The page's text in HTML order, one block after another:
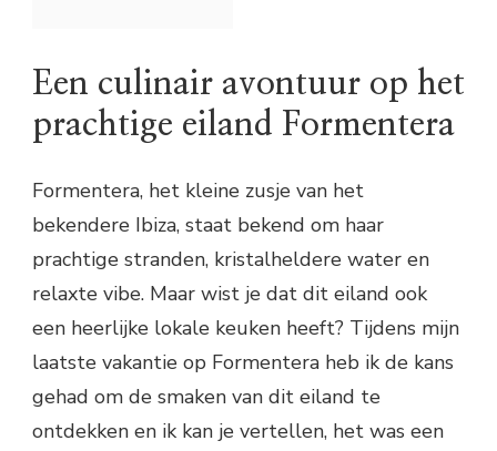
Een culinair avontuur op het
prachtige eiland Formentera
Formentera, het kleine zusje van het
bekendere Ibiza, staat bekend om haar
prachtige stranden, kristalheldere water en
relaxte vibe. Maar wist je dat dit eiland ook
een heerlijke lokale keuken heeft? Tijdens mijn
laatste vakantie op Formentera heb ik de kans
gehad om de smaken van dit eiland te
ontdekken en ik kan je vertellen, het was een